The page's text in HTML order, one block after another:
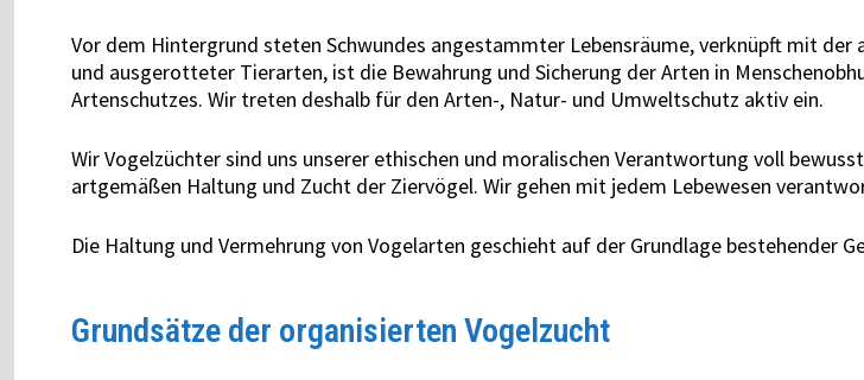
Vor dem Hintergrund steten Schwundes angestammter Lebensräume, verknüpft mit
und ausgerotteter Tierarten, ist die Bewahrung und Sicherung der Arten in
Artenschutzes. Wir treten deshalb für den Arten-, Natur- und Umweltschutz aktiv ein.
Wir Vogelzüchter sind uns unserer ethischen und moralischen Verantwortung voll
artgemäßen Haltung und Zucht der Ziervögel. Wir gehen mit jedem Lebewesen
Die Haltung und Vermehrung von Vogelarten geschieht auf der Grundlage bestehender
Grundsätze der organisierten Vogelzucht